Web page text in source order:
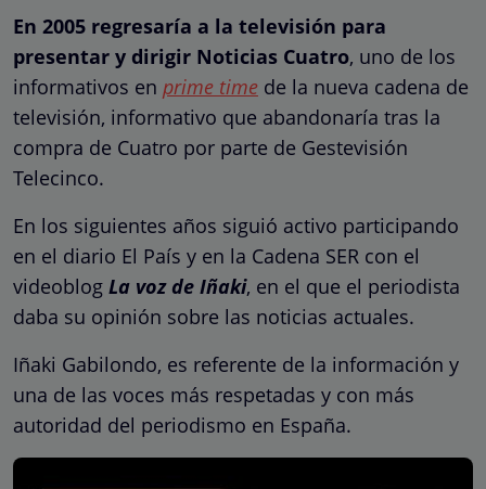
En 2005 regresaría a la televisión para
presentar y dirigir Noticias Cuatro, uno de los
informativos en prime time de la nueva cadena de
televisión, informativo que abandonaría tras la
compra de Cuatro por parte de Gestevisión
Telecinco.
En los siguientes años siguió activo participando
en el diario El País y en la Cadena SER con el
videoblog La voz de Iñaki, en el que el periodista
daba su opinión sobre las noticias actuales.
Iñaki Gabilondo, es referente de la información y
una de las voces más respetadas y con más
autoridad del periodismo en España.